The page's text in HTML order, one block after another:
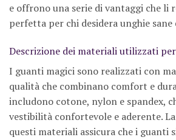
e offrono una serie di vantaggi che li
perfetta per chi desidera unghie sane
Descrizione dei materiali utilizzati
I guanti magici sono realizzati con
qualità che combinano comfort e
includono cotone, nylon e spandex,
vestibilità confortevole e aderente.
questi materiali assicura che i guanti